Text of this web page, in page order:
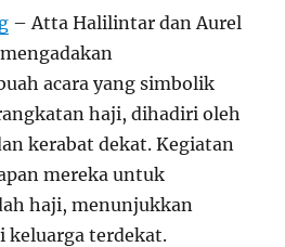
– Atta Halilintar dan Aurel
acara yang simbolik
haji, dihadiri oleh
kerabat dekat. Kegiatan
mereka untuk
haji, menunjukkan
keluarga terdekat.